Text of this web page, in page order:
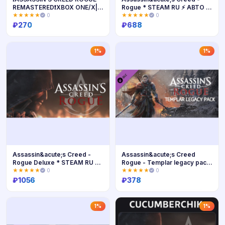
REMASTERED❗XBOX ONE/X|S
🔑КЛЮЧ
★★★★★ 0
₽270
Rogue * STEAM RU ⚡ АВТО 💳
0%
★★★★★ 0
₽688
1%
Assassin&acute;s Creed -
Rogue Deluxe * STEAM RU ⚡
АВТО 💳0%
★★★★★ 0
₽1056
1%
Купить
Assassin&acute;s Creed
Rogue - Templar legacy pack
DLC
★★★★★ 0
₽378
1% 1%